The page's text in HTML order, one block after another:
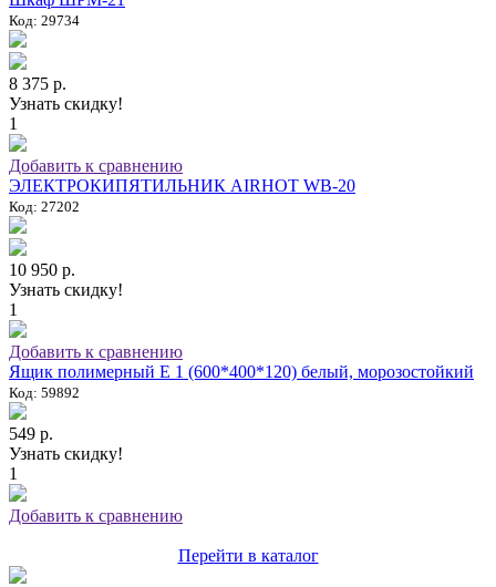
Код: 29734
8 375 р.
Узнать скидку!
1
Добавить к сравнению
ЭЛЕКТРОКИПЯТИЛЬНИК AIRHOT WB-20
Код: 27202
10 950 р.
Узнать скидку!
1
Добавить к сравнению
Ящик полимерный E 1 (600*400*120) белый, морозостойкий
Код: 59892
549 р.
Узнать скидку!
1
Добавить к сравнению
Перейти в каталог